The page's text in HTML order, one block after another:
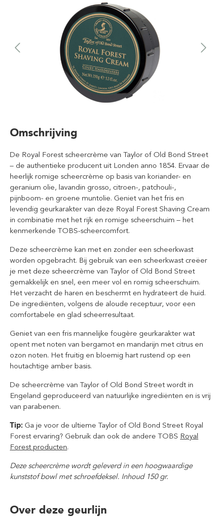
Omschrijving
De Royal Forest scheercrème van Taylor of Old Bond Street
– de authentieke producent uit Londen anno 1854. Ervaar de
heerlijk romige scheercrème op basis van koriander- en
geranium olie, lavandin grosso, citroen-, patchouli-,
pijnboom- en groene muntolie. Geniet van het fris en
levendig geurkarakter van deze Royal Forest Shaving Cream
in combinatie met het rijk en romige scheerschuim – het
kenmerkende TOBS-scheercomfort.
Deze scheercrème kan met en zonder een scheerkwast
worden opgebracht. Bij gebruik van een scheerkwast creëer
je met deze scheercrème van Taylor of Old Bond Street
gemakkelijk en snel, een meer vol en romig scheerschuim.
Het verzacht de haren en beschermt en hydrateert de huid.
De ingrediënten, volgens de aloude receptuur, voor een
comfortabele en glad scheerresultaat.
Geniet van een fris mannelijke fougère geurkarakter wat
opent met noten van bergamot en mandarijn met citrus en
ozon noten. Het fruitig en bloemig hart rustend op een
houtachtige amber basis.
De scheercrème van Taylor of Old Bond Street wordt in
Engeland geproduceerd van natuurlijke ingrediënten en is vrij
van parabenen.
Tip: Ga je voor de ultieme Taylor of Old Bond Street Royal
Forest ervaring? Gebruik dan ook de andere TOBS Royal
Forest producten.
Deze scheercrème wordt geleverd in een hoogwaardige
kunststof bowl met schroefdeksel. Inhoud 150 gr.
Over deze geurlijn